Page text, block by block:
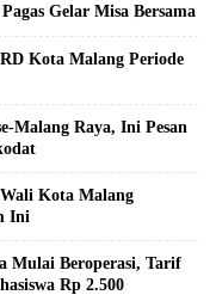
Gelar Misa Bersama
Kota Malang Periode
Malang Raya, Ini Pesan
Kota Malang
Ini
Mulai Beroperasi, Tarif
Rp 2.500